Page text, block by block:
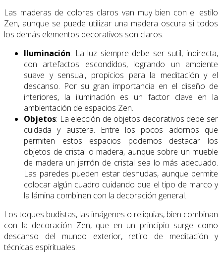
Las maderas de colores claros van muy bien con el estilo
Zen, aunque se puede utilizar una madera oscura si todos
los demás elementos decorativos son claros.
Iluminación: La luz siempre debe ser sutil, indirecta,
con artefactos escondidos, logrando un ambiente
suave y sensual, propicios para la meditación y el
descanso. Por su gran importancia en el diseño de
interiores, la iluminación es un factor clave en la
ambientación de espacios Zen.
Objetos: La elección de objetos decorativos debe ser
cuidada y austera. Entre los pocos adornos que
permiten estos espacios podemos destacar los
objetos de cristal o madera, aunque sobre un mueble
de madera un jarrón de cristal sea lo más adecuado.
Las paredes pueden estar desnudas, aunque permite
colocar algún cuadro cuidando que el tipo de marco y
la lámina combinen con la decoración general.
Los toques budistas, las imágenes o reliquias, bien combinan
con la decoración Zen, que en un principio surge como
descanso del mundo exterior, retiro de meditación y
técnicas espirituales.